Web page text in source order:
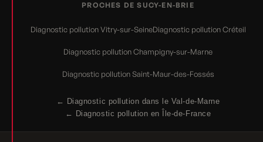
PROCHES DE SUCY-EN-BRIE
Diagnostic pollution Vitry-sur-SeineDiagnostic pollution Créteil
Diagnostic pollution Champigny-sur-Marne
Diagnostic pollution Saint-Maur-des-Fossés
← Diagnostic pollution dans le Val-de-Marne
← Diagnostic pollution en Île-de-France